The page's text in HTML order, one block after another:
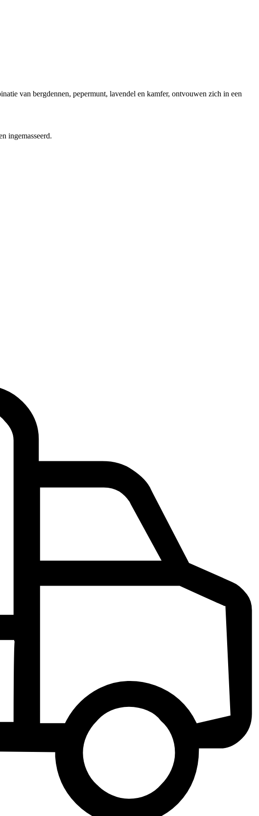
van bergdennen, pepermunt, lavendel en kamfer, ontvouwen zich in een
ingemasseerd.